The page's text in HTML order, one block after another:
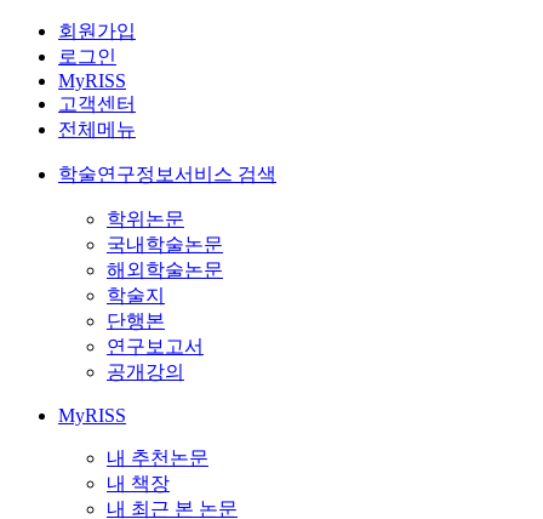
회원가입
로그인
MyRISS
고객센터
전체메뉴
학술연구정보서비스 검색
학위논문
국내학술논문
해외학술논문
학술지
단행본
연구보고서
공개강의
MyRISS
내 추천논문
내 책장
내 최근 본 논문